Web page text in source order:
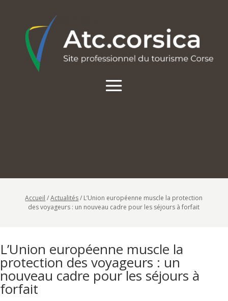
Accueil /Actualités/ L’Union européenne muscle la protection
des voyageurs : un nouveau cadre pour les séjours à forfait
L’Union européenne muscle la
protection des voyageurs : un
nouveau cadre pour les séjours à
forfait